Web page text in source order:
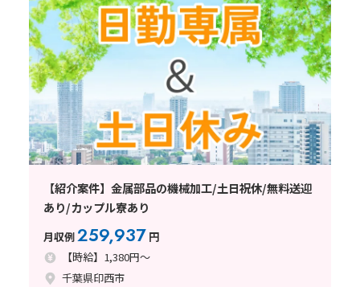
【紹介案件】金属部品の機械加工/土日祝休/無料送迎
あり/カップル寮あり
月収例259,937 円
【時給】1,380円～
千葉県印西市